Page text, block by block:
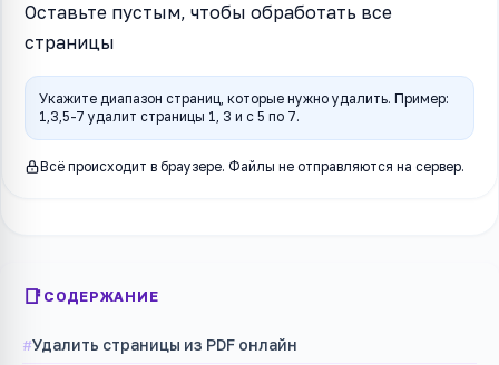
Оставьте пустым, чтобы обработать все
страницы
Укажите диапазон страниц, которые нужно удалить. Пример:
1,3,5-7 удалит страницы 1, 3 и с 5 по 7.
Всё происходит в браузере. Файлы не отправляются на сервер.
СОДЕРЖАНИЕ
Удалить страницы из PDF онлайн